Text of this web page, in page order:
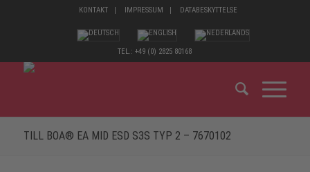
KONTAKT IMPRESSUM DATABESKYTTELSE
TEL.: +49 (0) 2825 80168
TILL BOA® EA MID ESD S3S TYP 2 – 7670102